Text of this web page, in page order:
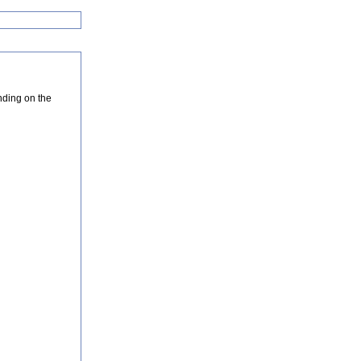
on the